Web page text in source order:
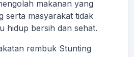
makanan yang
serta masyarakat tidak
hidup bersih dan sehat.
rembuk Stunting